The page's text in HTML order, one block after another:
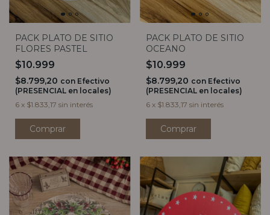
PACK PLATO DE SITIO
FLORES PASTEL
$10.999
$8.799,20 con Efectivo
(PRESENCIAL en locales)
6 x $1.833,17 sin interés
PACK PLATO DE SITIO
OCEANO
$10.999
$8.799,20 con Efectivo
(PRESENCIAL en locales)
6 x $1.833,17 sin interés